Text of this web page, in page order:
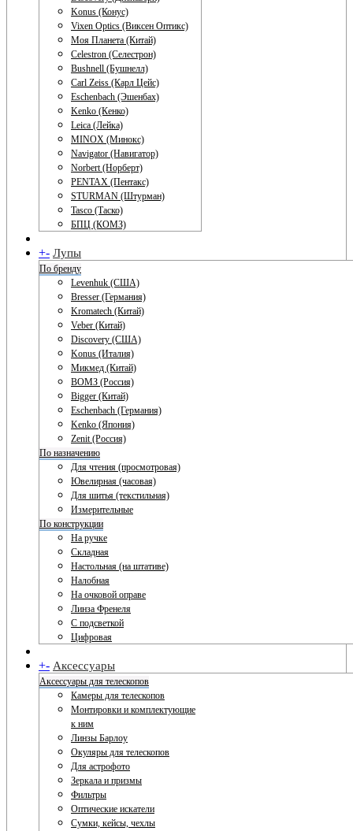
Konus (Конус)
Vixen Optics (Виксен Оптикс)
Моя Планета (Китай)
Celestron (Селестрон)
Bushnell (Бушнелл)
Carl Zeiss (Карл Цейс)
Eschenbach (Эшенбах)
Kenko (Кенко)
Leica (Лейка)
MINOX (Минокс)
Navigator (Навигатор)
Norbert (Норберт)
PENTAX (Пентакс)
STURMAN (Штурман)
Tasco (Таско)
БПЦ (КОМЗ)
+- Лупы
По бренду
Levenhuk (США)
Bresser (Германия)
Kromatech (Китай)
Veber (Китай)
Discovery (США)
Konus (Италия)
Микмед (Китай)
ВОМЗ (Россия)
Bigger (Китай)
Eschenbach (Германия)
Kenko (Япония)
Zenit (Россия)
По назначению
Для чтения (просмотровая)
Ювелирная (часовая)
Для шитья (текстильная)
Измерительные
По конструкции
На ручке
Складная
Настольная (на штативе)
Налобная
На очковой оправе
Линза Френеля
С подсветкой
Цифровая
+- Аксессуары
Аксессуары для телескопов
Камеры для телескопов
Монтировки и комплектующие
к ним
Линзы Барлоу
Окуляры для телескопов
Для астрофото
Зеркала и призмы
Фильтры
Оптические искатели
Сумки, кейсы, чехлы